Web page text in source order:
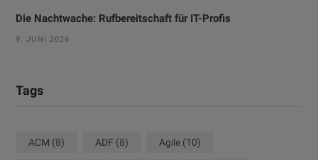
Die Nachtwache: Rufbereitschaft für IT-Profis
9. JUNI 2026
Tags
ACM (8) ADF (8) Agile (10)